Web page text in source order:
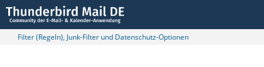
Filter (Regeln), Junk-Filter und Datenschutz-Optionen